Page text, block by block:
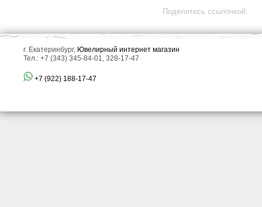
Поделитесь ссылочкой:
г. Екатеринбург, Ювелирный интернет магазин
Тел.: +7 (343) 345-84-01, 328-17-47
+7 (922) 188-17-47